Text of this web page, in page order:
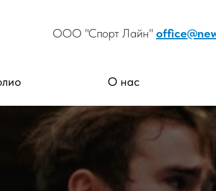
ООО "Спорт Лайн"
О нас